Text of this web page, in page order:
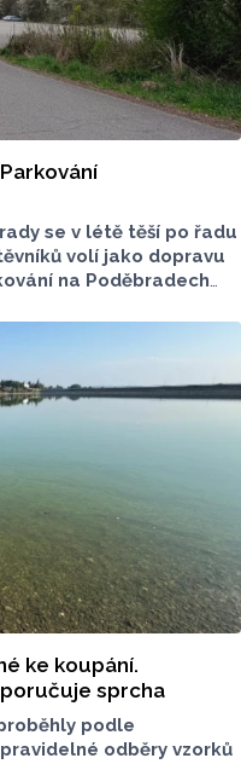
se v létě těší po řadu
volí jako dopravu
na Poděbradech
stránka s názvem
parkovného, která
s parkováním
Za iniciativou stojí
přání nebudeme
ke koupání.
sprcha
podle
odběry vzorků